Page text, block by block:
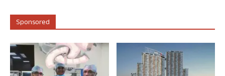
Sponsored